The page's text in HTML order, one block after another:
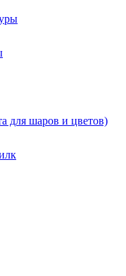
для шаров и цветов)